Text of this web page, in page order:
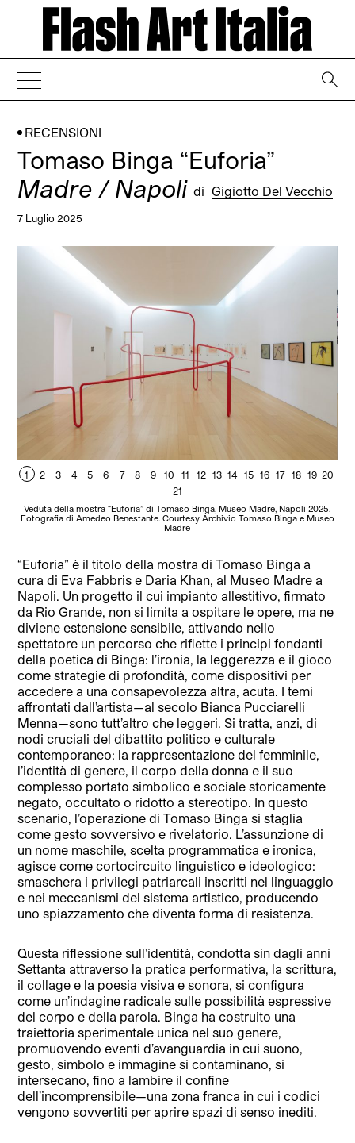
RECENSIONI
Tomaso Binga “Euforia”
Madre / Napoli di Gigiotto Del Vecchio
7 Luglio 2025
1 2 3 4 5 6 7 8 9 10 11 12 13 14 15 16 17 18 19 20
21
Veduta della mostra “Euforia” di Tomaso Binga, Museo Madre, Napoli 2025.
Fotografia di Amedeo Benestante. Courtesy Archivio Tomaso Binga e Museo
Madre
“Euforia” è il titolo della mostra di Tomaso Binga a
cura di Eva Fabbris e Daria Khan, al Museo Madre a
Napoli. Un progetto il cui impianto allestitivo, firmato
da Rio Grande, non si limita a ospitare le opere, ma ne
diviene estensione sensibile, attivando nello
spettatore un percorso che riflette i principi fondanti
della poetica di Binga: l’ironia, la leggerezza e il gioco
come strategie di profondità, come dispositivi per
accedere a una consapevolezza altra, acuta. I temi
affrontati dall’artista—al secolo Bianca Pucciarelli
Menna—sono tutt’altro che leggeri. Si tratta, anzi, di
nodi cruciali del dibattito politico e culturale
contemporaneo: la rappresentazione del femminile,
l’identità di genere, il corpo della donna e il suo
complesso portato simbolico e sociale storicamente
negato, occultato o ridotto a stereotipo. In questo
scenario, l’operazione di Tomaso Binga si staglia
come gesto sovversivo e rivelatorio. L’assunzione di
un nome maschile, scelta programmatica e ironica,
agisce come cortocircuito linguistico e ideologico:
smaschera i privilegi patriarcali inscritti nel linguaggio
e nei meccanismi del sistema artistico, producendo
uno spiazzamento che diventa forma di resistenza.
Questa riflessione sull’identità, condotta sin dagli anni
Settanta attraverso la pratica performativa, la scrittura,
il collage e la poesia visiva e sonora, si configura
come un’indagine radicale sulle possibilità espressive
del corpo e della parola. Binga ha costruito una
traiettoria sperimentale unica nel suo genere,
promuovendo eventi d’avanguardia in cui suono,
gesto, simbolo e immagine si contaminano, si
intersecano, fino a lambire il confine
dell’incomprensibile—una zona franca in cui i codici
vengono sovvertiti per aprire spazi di senso inediti.